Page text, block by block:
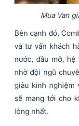
Mua Van
Bên cạnh đó,
và tư vấn khách
nước, dầu mỡ,
nhờ đội ngũ
giàu kinh nghiệm
sẽ mang tới cho
lòng nhất.